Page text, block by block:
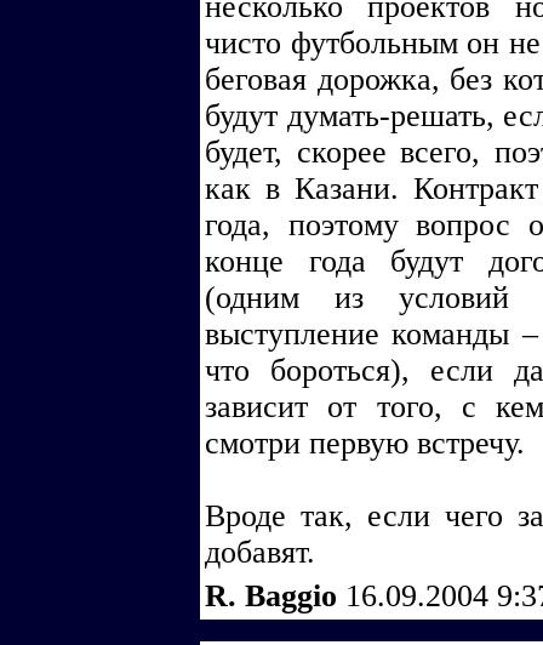
чисто футбольным он не
беговая дорожка, без
будут думать-решать,
будет, скорее всего,
как в Казани.
года, поэтому вопрос
конце года будут
(одним из условий
выступление команды
что бороться), если
зависит от того, с
смотри первую встречу.
Вроде так, если чего
добавят.
R. Baggio 16.09.2004